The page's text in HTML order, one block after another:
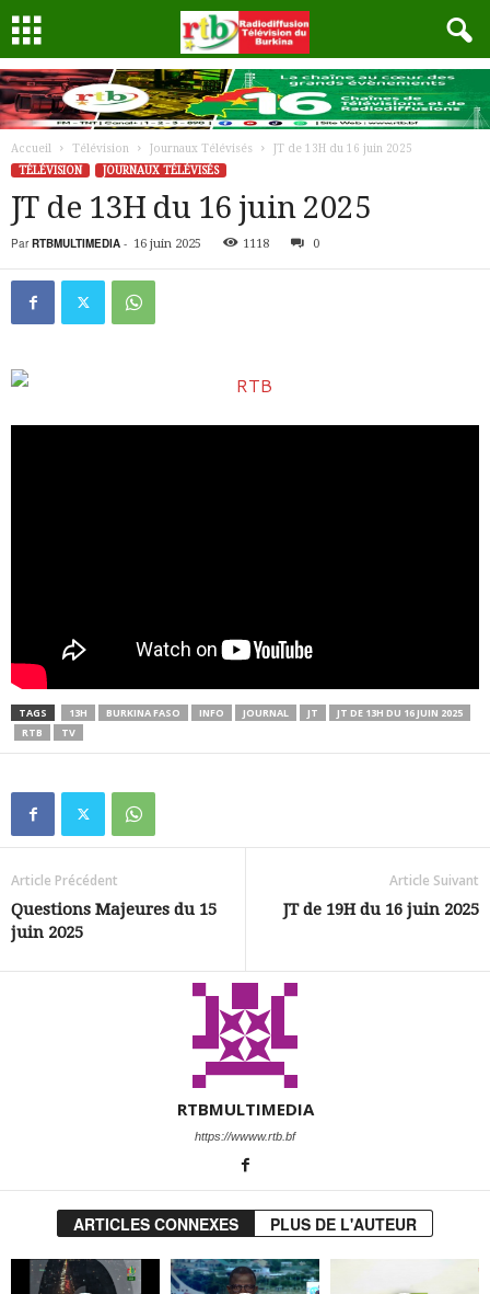
Accueil Télévision Journaux Télévisés
JT de 13H du 16 juin 2025
TÉLÉVISION
JOURNAUX TÉLÉVISÉS
JT de 13H du 16 juin 2025
Par RTBMULTIMEDIA - 16 juin 2025 1118 0
TAGS 13H BURKINA FASO INFO JOURNAL JT
JT DE 13H DU 16 JUIN 2025
RTB
TV
Article Précédent
Questions Majeures du 15
juin 2025
Article Suivant
JT de 19H du 16 juin 2025
RTBMULTIMEDIA
https://wwww.rtb.bf
ARTICLES CONNEXES PLUS DE L'AUTEUR